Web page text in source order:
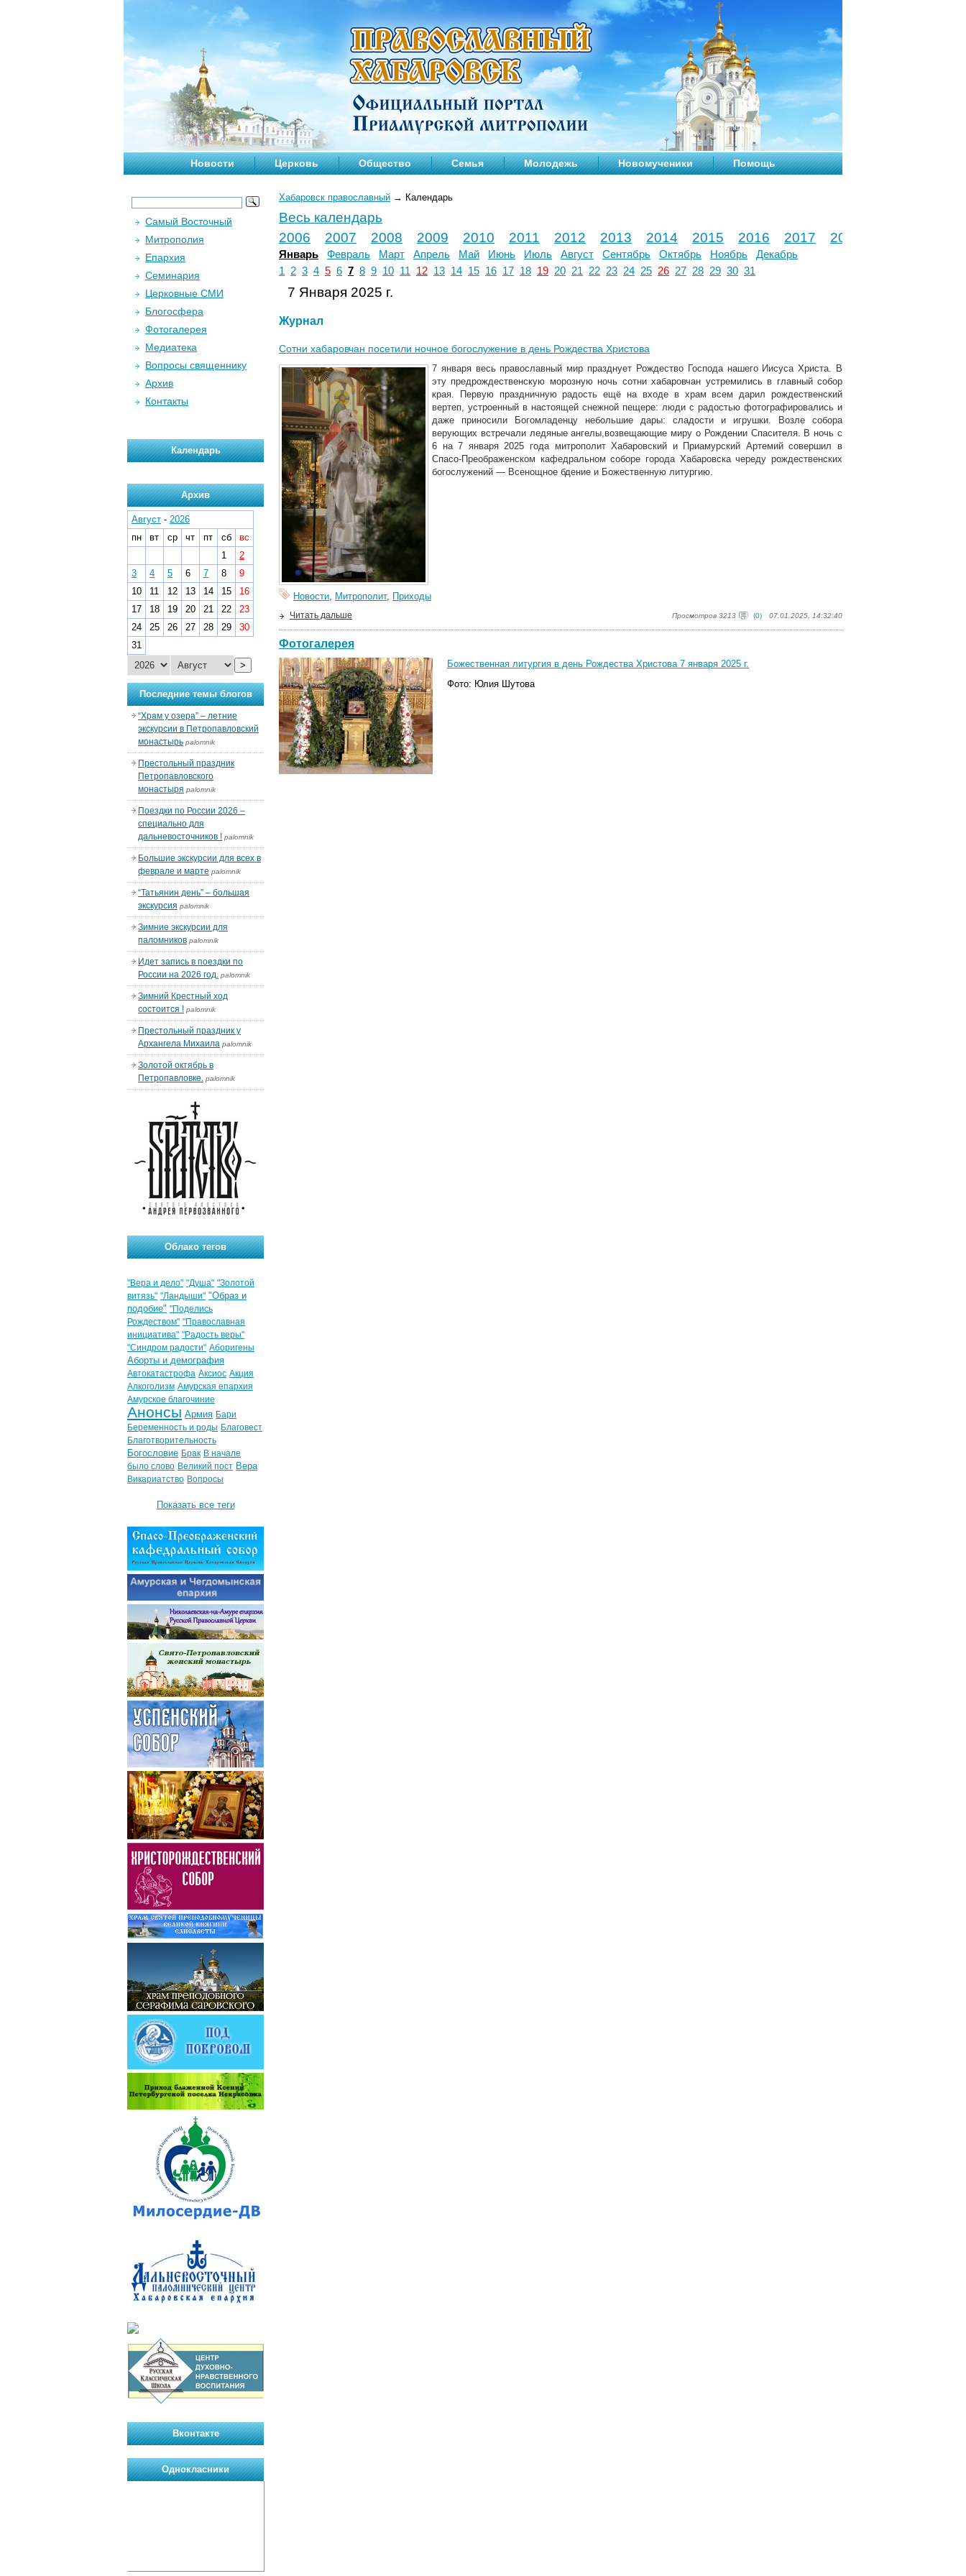
Новости Церковь Общество Семья Молодежь Новомученики Помощь
Хабаровск православный → Календарь
Весь календарь
2006
2007 2008 2009 2010 2011 2012 2013 2014 2015 2016 2017 2018
Январь Февраль Март Апрель Май Июнь Июль Август Сентябрь Октябрь Ноябрь
Декабрь
1
2 3 4 5 6 7 8 9 10 11 12 13 14 15 16 17 18 19 20 21 22 23 24 25 26 27 28 29 30 31
7 Января 2025 г.
Журнал
Сотни хабаровчан посетили ночное богослужение в день Рождества Христова
7 января весь православный мир празднует Рождество Господа нашего Иисуса Христа. В
эту предрождественскую морозную ночь сотни хабаровчан устремились в главный собор
края. Первую праздничную радость ещё на входе в храм всем дарил рождественский
вертеп, устроенный в настоящей снежной пещере: люди с радостью фотографировались и
даже приносили Богомладенцу небольшие дары: сладости и игрушки. Возле собора
верующих встречали ледяные ангелы,возвещающие миру о Рождении Спасителя. В ночь с
6 на 7 января 2025 года митрополит Хабаровский и Приамурский Артемий совершил в
Спасо-Преображенском кафедральном соборе города Хабаровска череду рождественских
богослужений ― Всенощное бдение и Божественную литургию.
Новости, Митрополит, Приходы
Просмотров 3213 (0) 07.01.2025, 14:32:40
Читать дальше
Фотогалерея
Божественная литургия в день Рождества Христова 7 января 2025 г.
Фото: Юлия Шутова
Самый Восточный
Митрополия
Епархия
Семинария
Церковные СМИ
Блогосфера
Фотогалерея
Медиатека
Вопросы священнику
Архив
Контакты
Календарь
Архив
Август - 2026
пн
вт ср чт пт сб
вс
1
2
3
4 5 6 7 8
9
10
11 12 13 14 15
16
17
18 19 20 21 22
23
24
25 26 27 28 29
30
31
>
Последние темы блогов
“Храм у озера” – летние
экскурсии в Петропавловский
монастырь palomnik
Престольный праздник
Петропавловского
монастыря palomnik
Поездки по России 2026 –
специально для
дальневосточников ! palomnik
Большие экскурсии для всех в
феврале и марте palomnik
“Татьянин день” – большая
экскурсия palomnik
Зимние экскурсии для
паломников palomnik
Идет запись в поездки по
России на 2026 год. palomnik
Зимний Крестный ход
состоится ! palomnik
Престольный праздник у
Архангела Михаила palomnik
Золотой октябрь в
Петропавловке. palomnik
Облако тегов
"Вера и дело" "Душа" "Золотой
витязь" "Ландыши" "Образ и
подобие" "Поделись
Рождеством" "Православная
инициатива" "Радость веры"
"Синдром радости" Аборигены
Аборты и демография
Автокатастрофа Аксиос Акция
Алкоголизм Амурская епархия
Амурское благочиние
Анонсы Армия Бари
Беременность и роды Благовест
Благотворительность
Богословие Брак В начале
было слово Великий пост Вера
Викариатство Вопросы
Показать все теги
Вконтакте
Однокласники